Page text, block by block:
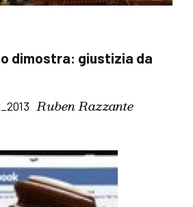
dimostra: giustizia da
Ruben Razzante